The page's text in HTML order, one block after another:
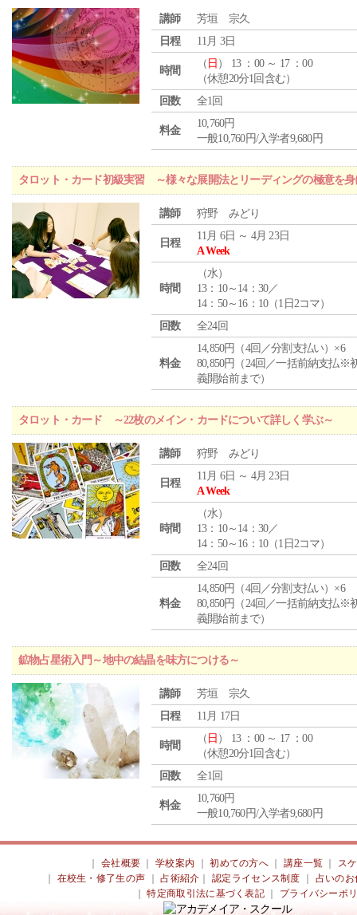
講師
芳垣 宗久
日程
11月 3日
時間
（ 日 ） 13 ：00 ～ 17 ：00
（休憩20分1回含む）
回数
全1回
料金
10,760円
一般10,760円/入学者9,680円
タロット・カード初級実習 ～様々な展開法とリーディングの極意を身
講師 狩野 みどり
日程
11月 6日 ～ 4月 23日
A Week
時間
（水）
13：10～14：30／
14：50～16：10（1日2コマ）
回数
全24回
料金
14,850円（4回／分割支払い）×6
80,850円（24回／一括前納支払※
義開始前まで）
タロット・カード ～22枚のメイン・カードについて詳しく学ぶ～
講師 狩野 みどり
日程
11月 6日 ～ 4月 23日
A Week
時間
（水）
13：10～14：30／
14：50～16：10（1日2コマ）
回数
全24回
料金
14,850円（4回／分割支払い）×6
80,850円（24回／一括前納支払※
義開始前まで）
鉱物占星術入門～地中の結晶を味方につける～
講師
芳垣 宗久
日程
11月 17日
時間
（ 日 ） 13 ：00 ～ 17 ：00
（休憩20分1回含む）
回数
全1回
料金
10,760円
一般10,760円/入学者9,680円
会社概要 ｜学校案内 ｜初めての方へ 講座一覧
ス
在校生・修了生の声 ｜占術紹介 ｜認定ライセンス制度
占いのお
｜特定商取引法に基づく表記 プライバシーポ